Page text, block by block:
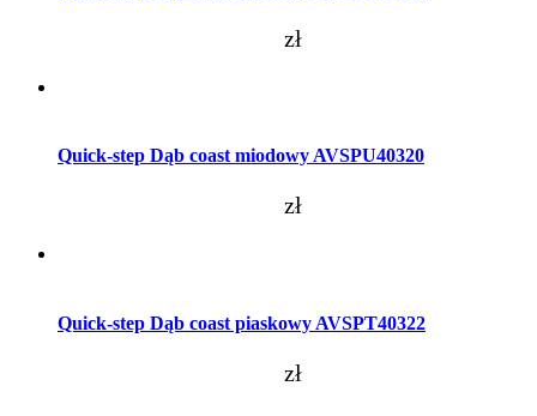
zł
Quick-step Dąb coast miodowy AVSPU40320
zł
Quick-step Dąb coast piaskowy AVSPT40322
zł